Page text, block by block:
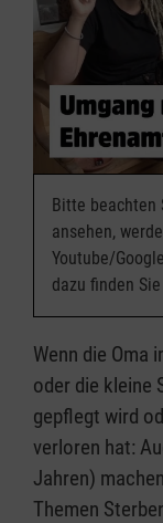
Bitte beachten
ansehen,
Youtube/
dazu finden
Wenn die Oma
oder die kleine
gepflegt wird
verloren hat:
Jahren)
Themen